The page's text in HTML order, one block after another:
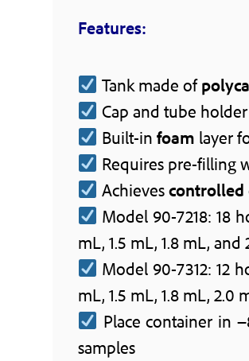
Features:
Tank made of
Cap and tube
Built-in foam layer
Requires pre-filling
Achievescontrolled
Model 90-7218: 18
mL, 1.5 mL, 1.8 mL,
Model 90-7312: 12
mL, 1.5 mL, 1.8 mL, 2.0
Place container in
samples